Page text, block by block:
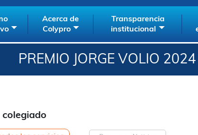
Acerca de
Colypro
Transparencia
institucional
PREMIO JORGE VOLIO
colegiado